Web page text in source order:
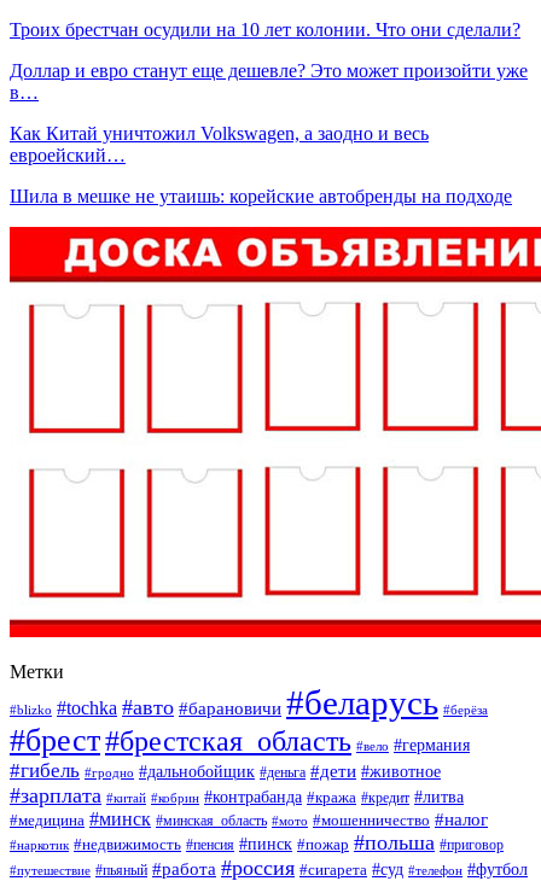
Троих брестчан осудили на 10 лет колонии. Что они сделали?
Доллар и евро станут еще дешевле? Это может произойти уже
в…
Как Китай уничтожил Volkswagen, а заодно и весь
евроейский…
Шила в мешке не утаишь: корейские автобренды на подходе
Метки
#blizko #tochka #авто #барановичи #беларусь #берёза
#брест#брестская_область #вело #германия
#гибель #гродно #дальнобойщик #деньга #дети #животное
#зарплата #китай #кобрин #контрабанда #кража #кредит #литва
#медицина #минск #минская_область #мото #мошенничество #налог
#наркотик #недвижимость #пенсия #пинск #пожар #польша #приговор
#путешествие #пьяный #работа #россия #сигарета #суд #телефон #футбол